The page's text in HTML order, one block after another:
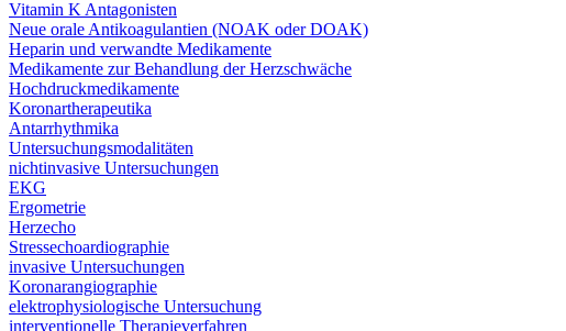
Vitamin K Antagonisten
Neue orale Antikoagulantien (NOAK oder DOAK)
Heparin und verwandte Medikamente
Medikamente zur Behandlung der Herzschwäche
Hochdruckmedikamente
Koronartherapeutika
Antarrhythmika
Untersuchungsmodalitäten
nichtinvasive Untersuchungen
EKG
Ergometrie
Herzecho
Stressechoardiographie
invasive Untersuchungen
Koronarangiographie
elektrophysiologische Untersuchung
interventionelle Therapieverfahren